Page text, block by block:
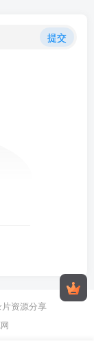
提交
资源分享